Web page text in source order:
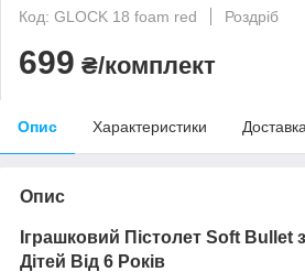
Код: GLOCK 18 foam red
Роздріб
699 ₴/комплект
Опис Характеристики Доставка
Опис
Іграшковий Пістолет Soft
Дітей Від 6 Років